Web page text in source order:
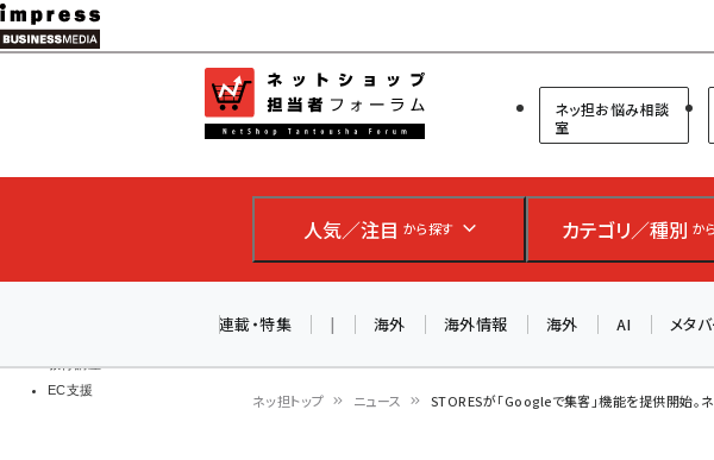
メ
イ
ン
ツ
移
教育講座
EC支援
ネットショップ担当者フォーラム
ネッ担お悩み相談
室
人気／注目 から探す カテゴリ／種別 か
連載・特集 | 海外 海外情報 海外 AI メタ
ネッ担トップ ニュース STORESが「Googleで集客」機能を提供開始。